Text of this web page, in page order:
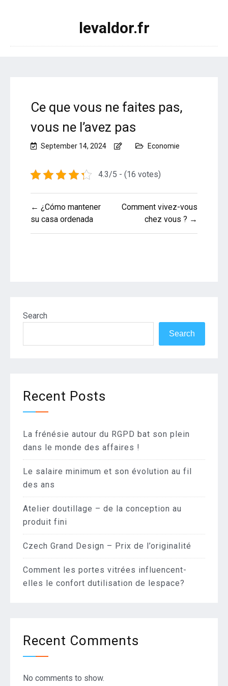
levaldor.fr
Ce que vous ne faites pas,
vous ne l’avez pas
September 14, 2024 Economie
4.3/5 - (16 votes)
Post
navigation
← ¿Cómo mantener
su casa ordenada
Comment vivez-vous
chez vous ? →
Search
Search
Recent Posts
La frénésie autour du RGPD bat son plein
dans le monde des affaires !
Le salaire minimum et son évolution au fil
des ans
Atelier doutillage – de la conception au
produit fini
Czech Grand Design – Prix de l’originalité
Comment les portes vitrées influencent-
elles le confort dutilisation de lespace?
Recent Comments
No comments to show.